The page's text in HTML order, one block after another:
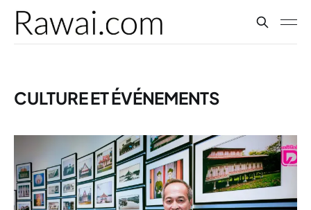
CULTURE ET ÉVÉNEMENTS